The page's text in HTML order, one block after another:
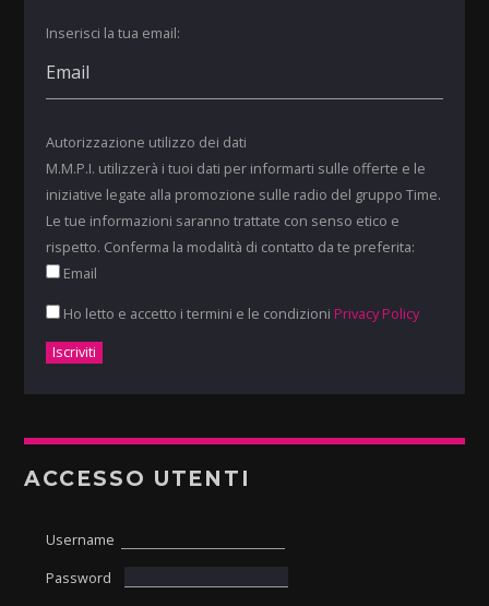
Inserisci la tua email:
Autorizzazione utilizzo dei dati
M.M.P.I. utilizzerà i tuoi dati per informarti sulle offerte e le
iniziative legate alla promozione sulle radio del gruppo Time.
Le tue informazioni saranno trattate con senso etico e
rispetto. Conferma la modalità di contatto da te preferita:
Email
Ho letto e accetto i termini e le condizioni Privacy Policy
ACCESSO UTENTI
Username
Password